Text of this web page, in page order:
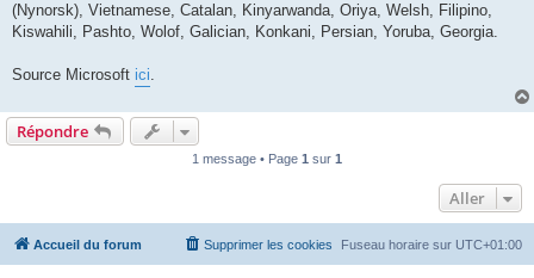
(Nynorsk), Vietnamese, Catalan, Kinyarwanda, Oriya, Welsh, Filipino,
Kiswahili, Pashto, Wolof, Galician, Konkani, Persian, Yoruba, Georgia.
Source Microsoft ici.
Répondre
1 message • Page 1 sur 1
Aller
Accueil du forum Fuseau horaire sur UTC+01:00
Supprimer les cookies